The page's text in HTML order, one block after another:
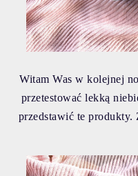
Witam Was w kolejnej
przetestować lekką
przedstawić te produkty.